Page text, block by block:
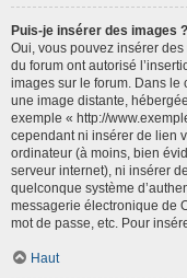
Puis-je insérer des images ?
Oui, vous pouvez insérer
du forum ont autorisé
images sur le forum. Dans le
une image distante,
exemple « http://
cependant ni insérer de lien
ordinateur (à moins, bien
serveur internet), ni insérer
quelconque système
messagerie électronique de
mot de passe, etc. Pour
Haut